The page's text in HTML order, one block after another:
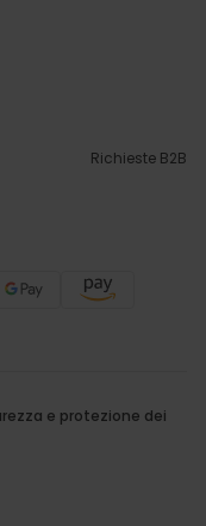
Richieste B2B
e protezione dei